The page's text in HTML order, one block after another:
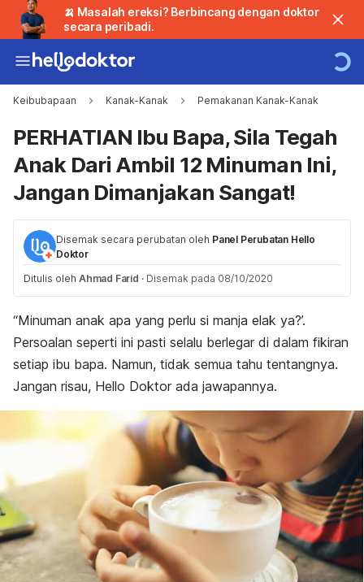
🍌 Masalah ereksi? Berbincang dengan doktor
secara peribadi.
Keibubapaan Kanak-Kanak Pemakanan Kanak-Kanak
PERHATIAN Ibu Bapa, Sila Tegah
Anak Dari Ambil 12 Minuman Ini,
Jangan Dimanjakan Sangat!
Disemak secara perubatan oleh Panel Perubatan Hello
Doktor
Ditulis oleh Ahmad Farid · Disemak pada 08/10/2020
“Minuman anak apa yang perlu si manja elak ya?’.
Persoalan seperti ini pasti selalu berlegar di dalam fikiran
setiap ibu bapa. Namun, tidak semua tahu tentangnya.
Jangan risau, Hello Doktor ada jawapannya.